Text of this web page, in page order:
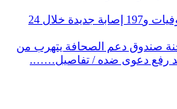
تسجيل 3 وفيات و197 إصابة جديدة خلال 24
صندوق دعم الصحافة يتهرب من
رفع دعوى ضده / تفاصيل…….